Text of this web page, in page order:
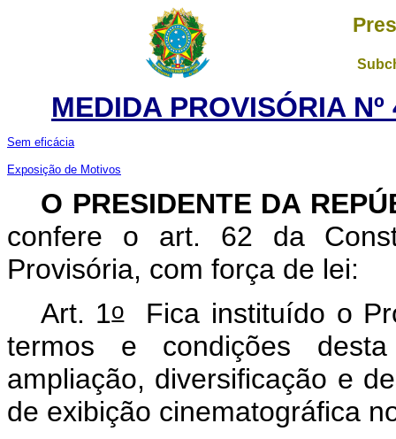
MEDIDA PROVISÓRIA
Sem eficácia
Exposição de Motivos
O PRESIDENTE DA
confere o art. 62 da
Provisória, com força de lei:
Art. 1oFica instituído o
termos e condições
ampliação, diversificação e
de exibição cinematográfica